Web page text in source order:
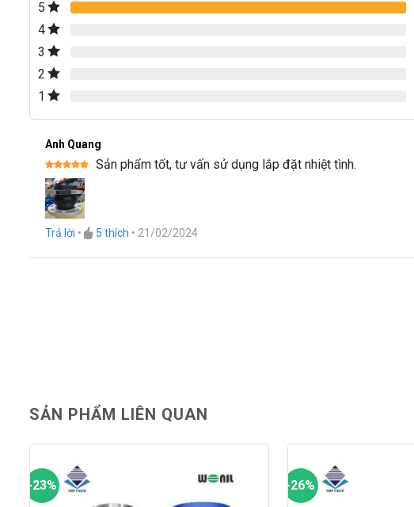
5
4
3
2
1
Anh Quang
Được xếp
hạng55
sao
Sản phẩm tốt, tư vấn sử dụng lắp đặt nhiệt tình.
Trả lời • 5 thích • 21/02/2024
SẢN PHẨM LIÊN QUAN
-23% -26%